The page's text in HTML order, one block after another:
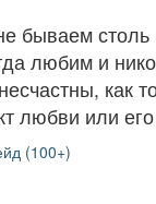
бываем
любим и
как
любви или
(100+)